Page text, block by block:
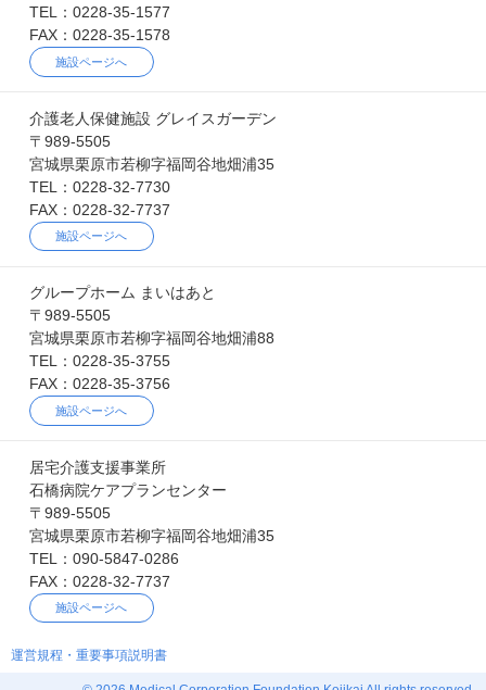
TEL：0228-35-1577
FAX：0228-35-1578
施設ページへ
介護老人保健施設 グレイスガーデン
〒989-5505
宮城県栗原市若柳字福岡谷地畑浦35
TEL：0228-32-7730
FAX：0228-32-7737
施設ページへ
グループホーム まいはあと
〒989-5505
宮城県栗原市若柳字福岡谷地畑浦88
TEL：0228-35-3755
FAX：0228-35-3756
施設ページへ
居宅介護支援事業所
石橋病院ケアプランセンター
〒989-5505
宮城県栗原市若柳字福岡谷地畑浦35
TEL：090-5847-0286
FAX：0228-32-7737
施設ページへ
運営規程・重要事項説明書